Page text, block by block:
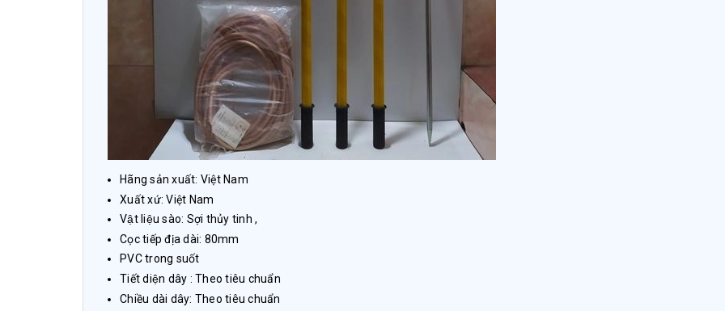
Hãng sản xuất: Việt Nam
Xuất xứ: Việt Nam
Vật liệu sào: Sợi thủy tinh ,
Cọc tiếp địa dài: 80mm
PVC trong suốt
Tiết diện dây : Theo tiêu chuẩn
Chiều dài dây: Theo tiêu chuẩn